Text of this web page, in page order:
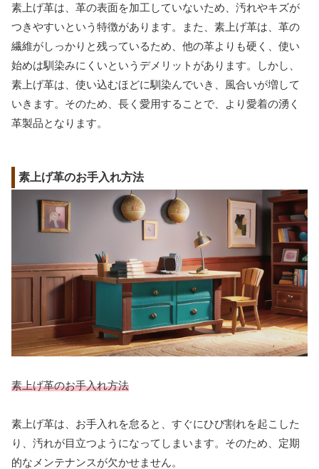
素上げ革は、革の表面を加工していないため、汚れやキズが
つきやすいという特徴があります。また、素上げ革は、革の
繊維がしっかりと残っているため、他の革よりも硬く、使い
始めは馴染みにくいというデメリットがあります。しかし、
素上げ革は、使い込むほどに馴染んでいき、風合いが増して
いきます。そのため、長く愛用することで、より愛着の湧く
革製品となります。
素上げ革のお手入れ方法
素上げ革のお手入れ方法
素上げ革は、お手入れを怠ると、すぐにひび割れを起こした
り、汚れが目立つようになってしまいます。そのため、定期
的なメンテナンスが欠かせません。